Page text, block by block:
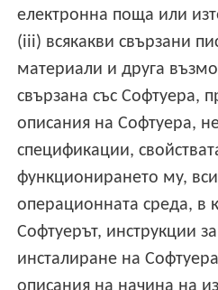
електронна поща или
(iii) всякакви свързани
материали и друга
свързана със Софтуера,
описания на Софтуера,
спецификации,
функционирането му,
операционната среда, в
Софтуерът, инструкции
инсталиране на